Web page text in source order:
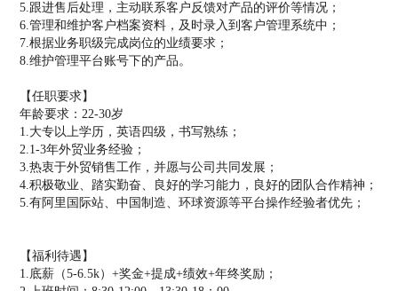
5.跟进售后处理，主动联系客户反馈对产品的评价等情况；
6.管理和维护客户档案资料，及时录入到客户管理系统中；
7.根据业务职级完成岗位的业绩要求；
8.维护管理平台账号下的产品。
【任职要求】
年龄要求：22-30岁
1.大专以上学历，英语四级，书写熟练；
2.1-3年外贸业务经验；
3.热衷于外贸销售工作，并愿与公司共同发展；
4.积极敬业、踏实勤奋、良好的学习能力，良好的团队合作精神；
5.有阿里国际站、中国制造、环球资源等平台操作经验者优先；
【福利待遇】
1.底薪（5-6.5k）+奖金+提成+绩效+年终奖励；